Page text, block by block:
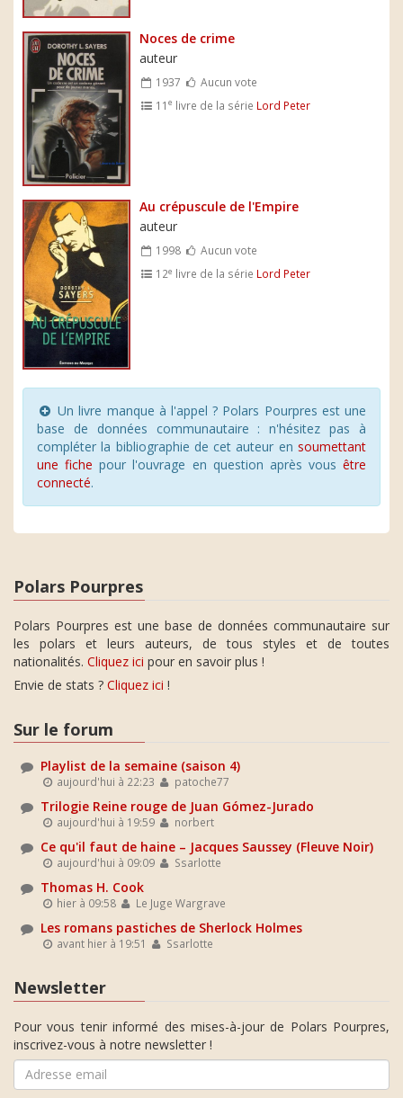
Noces de crime
auteur
1937
Aucun vote
11e livre de la série Lord Peter
Au crépuscule de l'Empire
auteur
1998
Aucun vote
12e livre de la série Lord Peter
Un livre manque à l'appel ? Polars Pourpres est une
base de données communautaire : n'hésitez pas à
compléter la bibliographie de cet auteur en soumettant
une fiche pour l'ouvrage en question après vous être
connecté.
Polars Pourpres
Polars Pourpres est une base de données communautaire sur
les polars et leurs auteurs, de tous styles et de toutes
nationalités. Cliquez ici pour en savoir plus !
Envie de stats ? Cliquez ici !
Sur le forum
Playlist de la semaine (saison 4)
aujourd'hui à 22:23 patoche77
Trilogie Reine rouge de Juan Gómez-Jurado
aujourd'hui à 19:59 norbert
Ce qu'il faut de haine – Jacques Saussey (Fleuve Noir)
aujourd'hui à 09:09 Ssarlotte
Thomas H. Cook
hier à 09:58 Le Juge Wargrave
Les romans pastiches de Sherlock Holmes
avant hier à 19:51 Ssarlotte
Newsletter
Pour vous tenir informé des mises-à-jour de Polars Pourpres,
inscrivez-vous à notre newsletter !